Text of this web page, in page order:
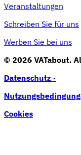
Veranstaltungen
Schreiben Sie für uns
Werben Sie bei uns
© 2026 VATabout.
Datenschutz ·
Cookies